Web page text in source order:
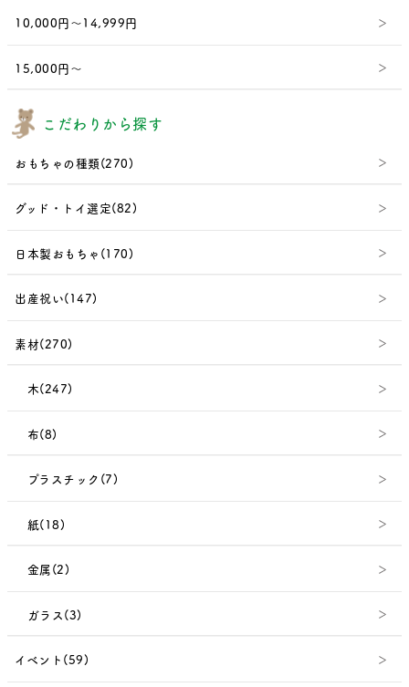
10,000円～14,999円
15,000円～
こだわりから探す
おもちゃの種類(270)
グッド・トイ選定(82)
日本製おもちゃ(170)
出産祝い(147)
素材(270)
木(247)
布(8)
プラスチック(7)
紙(18)
金属(2)
ガラス(3)
イベント(59)